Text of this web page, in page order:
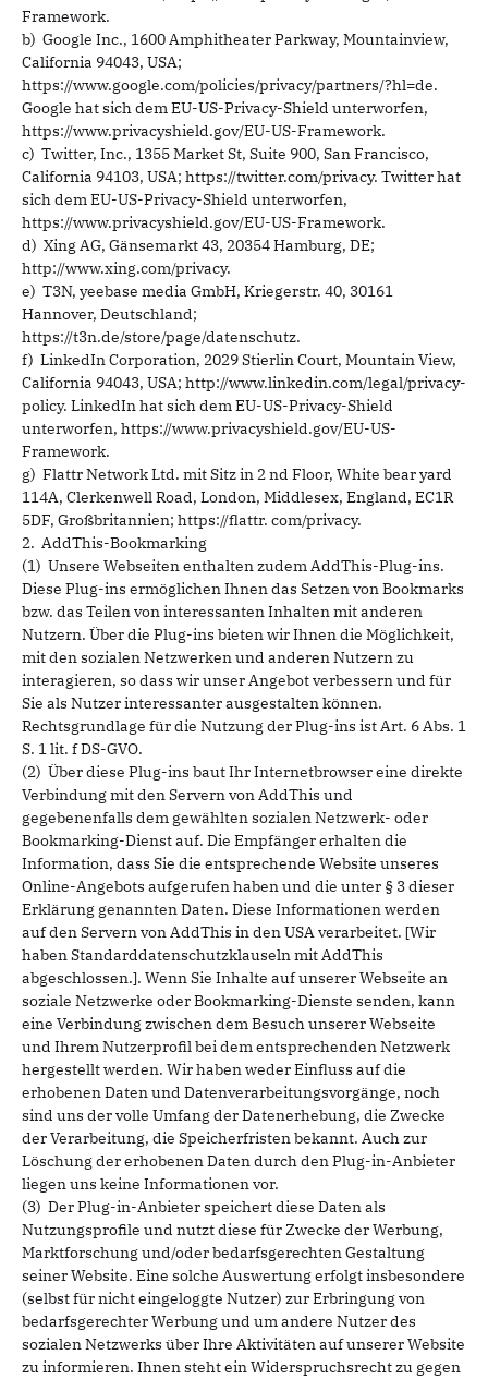
Framework.
b) Google Inc., 1600 Amphitheater Parkway, Mountainview,
California 94043, USA;
https://www.google.com/policies/privacy/partners/?hl=de.
Google hat sich dem EU-US-Privacy-Shield unterworfen,
https://www.privacyshield.gov/EU-US-Framework.
c) Twitter, Inc., 1355 Market St, Suite 900, San Francisco,
California 94103, USA; https://twitter.com/privacy. Twitter hat
sich dem EU-US-Privacy-Shield unterworfen,
https://www.privacyshield.gov/EU-US-Framework.
d) Xing AG, Gänsemarkt 43, 20354 Hamburg, DE;
http://www.xing.com/privacy.
e) T3N, yeebase media GmbH, Kriegerstr. 40, 30161
Hannover, Deutschland;
https://t3n.de/store/page/datenschutz.
f) LinkedIn Corporation, 2029 Stierlin Court, Mountain View,
California 94043, USA; http://www.linkedin.com/legal/privacy-
policy. LinkedIn hat sich dem EU-US-Privacy-Shield
unterworfen, https://www.privacyshield.gov/EU-US-
Framework.
g) Flattr Network Ltd. mit Sitz in 2 nd Floor, White bear yard
114A, Clerkenwell Road, London, Middlesex, England, EC1R
5DF, Großbritannien; https://flattr. com/privacy.
2. AddThis-Bookmarking
(1) Unsere Webseiten enthalten zudem AddThis-Plug-ins.
Diese Plug-ins ermöglichen Ihnen das Setzen von Bookmarks
bzw. das Teilen von interessanten Inhalten mit anderen
Nutzern. Über die Plug-ins bieten wir Ihnen die Möglichkeit,
mit den sozialen Netzwerken und anderen Nutzern zu
interagieren, so dass wir unser Angebot verbessern und für
Sie als Nutzer interessanter ausgestalten können.
Rechtsgrundlage für die Nutzung der Plug-ins ist Art. 6 Abs. 1
S. 1 lit. f DS-GVO.
(2) Über diese Plug-ins baut Ihr Internetbrowser eine direkte
Verbindung mit den Servern von AddThis und
gegebenenfalls dem gewählten sozialen Netzwerk- oder
Bookmarking-Dienst auf. Die Empfänger erhalten die
Information, dass Sie die entsprechende Website unseres
Online-Angebots aufgerufen haben und die unter § 3 dieser
Erklärung genannten Daten. Diese Informationen werden
auf den Servern von AddThis in den USA verarbeitet. [Wir
haben Standarddatenschutzklauseln mit AddThis
abgeschlossen.]. Wenn Sie Inhalte auf unserer Webseite an
soziale Netzwerke oder Bookmarking-Dienste senden, kann
eine Verbindung zwischen dem Besuch unserer Webseite
und Ihrem Nutzerprofil bei dem entsprechenden Netzwerk
hergestellt werden. Wir haben weder Einfluss auf die
erhobenen Daten und Datenverarbeitungsvorgänge, noch
sind uns der volle Umfang der Datenerhebung, die Zwecke
der Verarbeitung, die Speicherfristen bekannt. Auch zur
Löschung der erhobenen Daten durch den Plug-in-Anbieter
liegen uns keine Informationen vor.
(3) Der Plug-in-Anbieter speichert diese Daten als
Nutzungsprofile und nutzt diese für Zwecke der Werbung,
Marktforschung und/oder bedarfsgerechten Gestaltung
seiner Website. Eine solche Auswertung erfolgt insbesondere
(selbst für nicht eingeloggte Nutzer) zur Erbringung von
bedarfsgerechter Werbung und um andere Nutzer des
sozialen Netzwerks über Ihre Aktivitäten auf unserer Website
zu informieren. Ihnen steht ein Widerspruchsrecht zu gegen